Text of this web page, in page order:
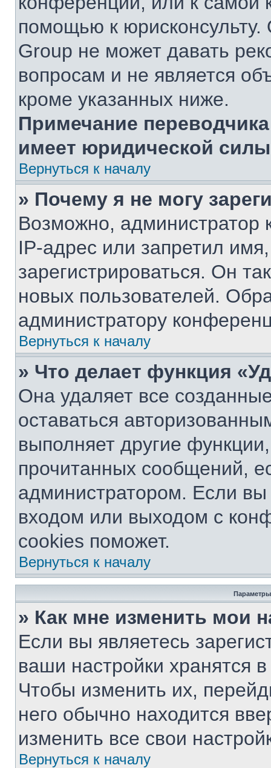
помощью к
Group не может давать
вопросам и не является
кроме указанных ниже.
Примечание
имеет юридической
Вернуться к началу
» Почему я не могу
Возможно, администратор
IP-адрес или запретил
зарегистрироваться. Он
новых пользователей.
администратору
Вернуться к началу
» Что делает функция
Она удаляет все
оставаться
выполняет другие
прочитанных сообщений,
администратором. Если
входом или выходом с
cookies поможет.
Вернуться к началу
Параметры
» Как мне изменить мои
Если вы являетесь
ваши настройки хранятся
Чтобы изменить их,
него обычно находится
изменить все свои
Вернуться к началу